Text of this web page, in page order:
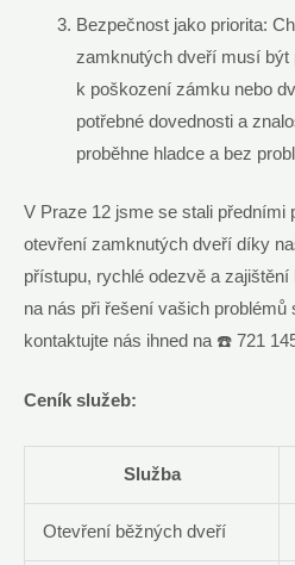
Bezpečnost jako priorita:
zamknutých dveří musí být
k poškození zámku nebo
potřebné dovednosti a
proběhne hladce a bez
V Praze 12 jsme se stali předními
otevření zamknutých dveří díky
přístupu, rychlé odezvě a
na nás při řešení vašich
kontaktujte nás ihned na ☎️ 721
Ceník služeb:
Služba
Otevření běžných dveří